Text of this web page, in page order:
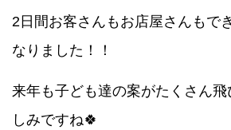
2日間お客さんもお店屋さんもで
なりました！！
来年も子ども達の案がたくさん
しみですね🍀